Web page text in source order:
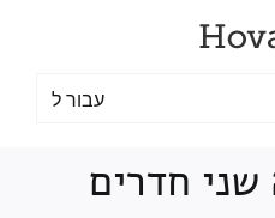
עבור ל
שני חדרים